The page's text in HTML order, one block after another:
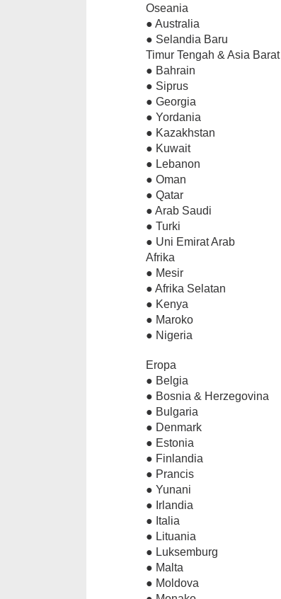
Oseania
● Australia
● Selandia Baru
Timur Tengah & Asia Barat
● Bahrain
● Siprus
● Georgia
● Yordania
● Kazakhstan
● Kuwait
● Lebanon
● Oman
● Qatar
● Arab Saudi
● Turki
● Uni Emirat Arab
Afrika
● Mesir
● Afrika Selatan
● Kenya
● Maroko
● Nigeria
Eropa
● Belgia
● Bosnia & Herzegovina
● Bulgaria
● Denmark
● Estonia
● Finlandia
● Prancis
● Yunani
● Irlandia
● Italia
● Lituania
● Luksemburg
● Malta
● Moldova